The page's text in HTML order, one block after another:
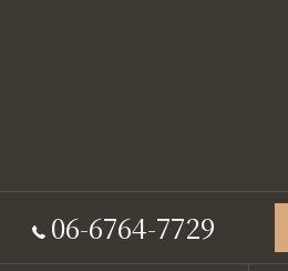
06-6764-7729